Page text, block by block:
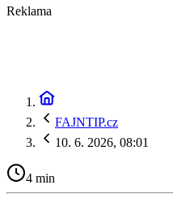
Reklama
FAJNTIP.cz
10. 6. 2026, 08:01
4 min